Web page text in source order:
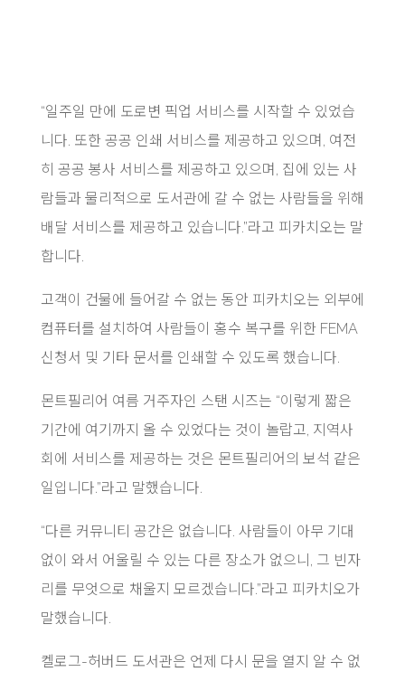
“일주일 만에 도로변 픽업 서비스를 시작할 수 있었습
니다. 또한 공공 인쇄 서비스를 제공하고 있으며, 여전
히 공공 봉사 서비스를 제공하고 있으며, 집에 있는 사
람들과 물리적으로 도서관에 갈 수 없는 사람들을 위해
배달 서비스를 제공하고 있습니다.”라고 피카치오는 말
합니다.
고객이 건물에 들어갈 수 없는 동안 피카치오는 외부에
컴퓨터를 설치하여 사람들이 홍수 복구를 위한 FEMA
신청서 및 기타 문서를 인쇄할 수 있도록 했습니다.
몬트필리어 여름 거주자인 스탠 시즈는 “이렇게 짧은
기간에 여기까지 올 수 있었다는 것이 놀랍고, 지역사
회에 서비스를 제공하는 것은 몬트필리어의 보석 같은
일입니다.”라고 말했습니다.
“다른 커뮤니티 공간은 없습니다. 사람들이 아무 기대
없이 와서 어울릴 수 있는 다른 장소가 없으니, 그 빈자
리를 무엇으로 채울지 모르겠습니다.”라고 피카치오가
말했습니다.
켈로그-허버드 도서관은 언제 다시 문을 열지 알 수 없